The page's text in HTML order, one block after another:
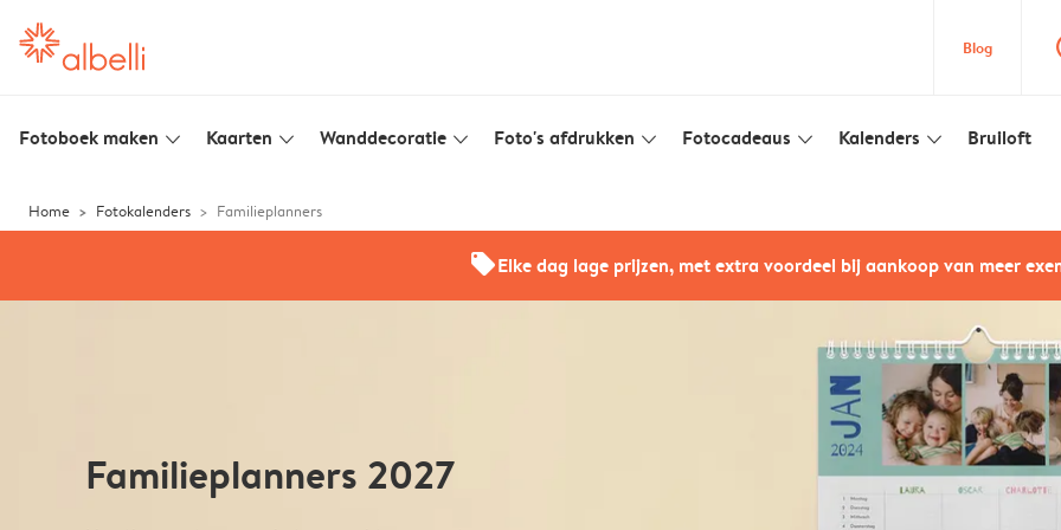
Blog
Fotoboek maken slim_arrow_down Kaarten slim_arrow_down Wanddecoratie slim_arrow_down Foto's afdrukken slim_arrow_down Fotocadeaus slim_arrow_down Kalenders slim_arrow_down Bruiloft
Home Fotokalenders Familieplanners
offersElke dag lage prijzen, met extra voordeel bij aankoop van meer
Familieplanners 2027